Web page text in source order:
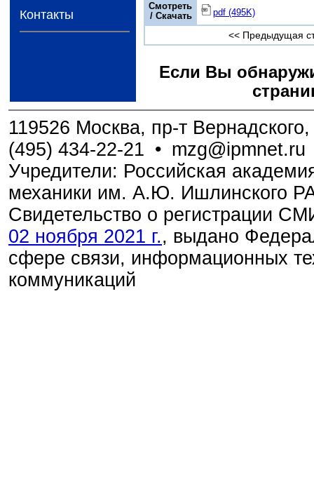
Контакты
Смотреть
/ Скачать
pdf (495K)
<< Предыдущая
Если Вы
119526 Москва, пр-т
(495) 434-22-21 • mzg@ipmnet.ru
Учредители: Российская
механики им. А.Ю. Ишлинского
Свидетельство о регистрации
02 ноября 2021 г., выдано
сфере связи, информационных
коммуникаций